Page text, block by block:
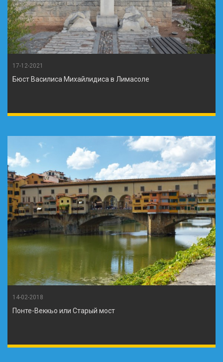
17-12-2021
Бюст Василиса Михайлидиса в Лимасоле
14-02-2018
Понте-Веккьо или Старый мост